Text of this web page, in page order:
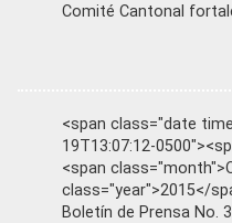
Comité Cantonal
<span class="date
19T13:07:12-
<span
class="year">2015</
Boletín de Prensa No.